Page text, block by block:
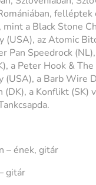
felléptek
a Black Stone
(USA), az Atomic
Pan Speedrock
a Peter Hook &
(USA), a Barb Wire
(DK), a Konflikt (SK)
– ének, gitár
gitár